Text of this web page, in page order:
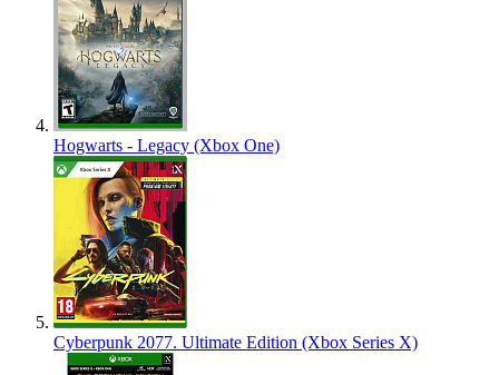
Hogwarts - Legacy (Xbox One)
Cyberpunk 2077. Ultimate Edition (Xbox Series X)